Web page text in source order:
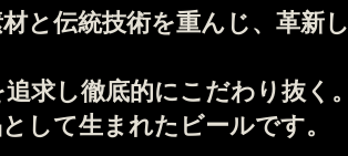
と伝統技術を重んじ、 革新
求し徹底的にこだわり抜く
して生まれたビールです。